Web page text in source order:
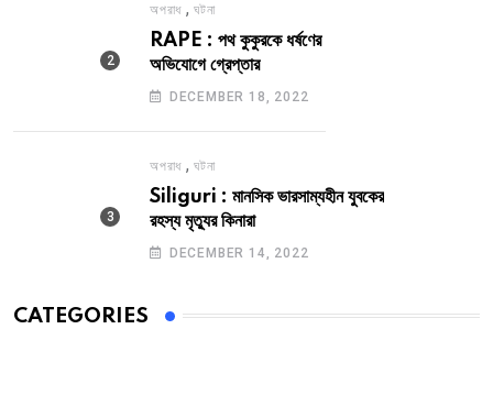
অপরাধ ,ঘটনা
RAPE : পথ কুকুরকে ধর্ষণের
অভিযোগে গ্রেপ্তার
DECEMBER 18, 2022
অপরাধ ,ঘটনা
Siliguri : মানসিক ভারসাম্যহীন যুবকের
রহস্য মৃত্যুর কিনারা
DECEMBER 14, 2022
CATEGORIES